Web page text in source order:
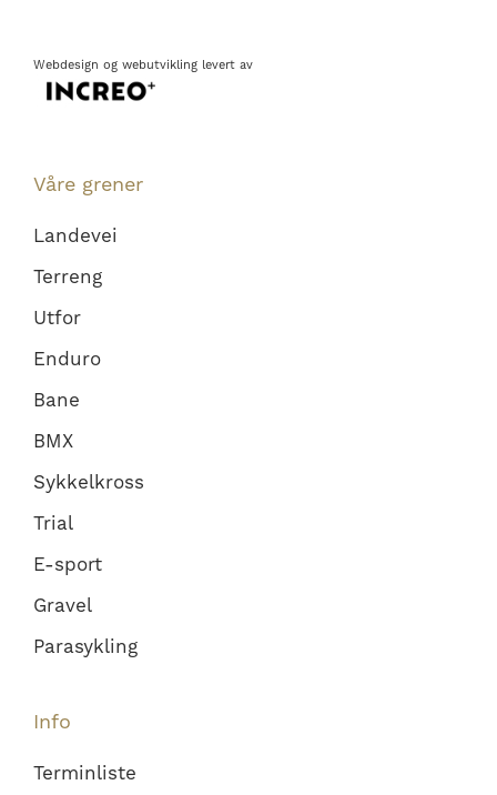
Webdesign og webutvikling levert av
Våre grener
Landevei
Terreng
Utfor
Enduro
Bane
BMX
Sykkelkross
Trial
E-sport
Gravel
Parasykling
Info
Terminliste